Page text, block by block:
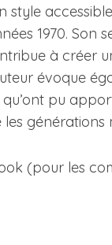
style
1970. Son
à créer
évoque
pu
les
(pour les